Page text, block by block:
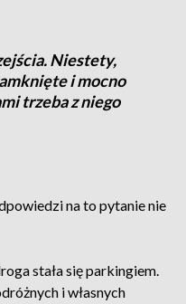
Niestety,
i mocno
trzeba z niego
na to pytanie nie
stała się parkingiem.
i własnych